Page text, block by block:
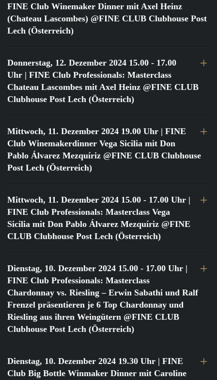
FINE Club Winemaker Dinner mit Axel Heinz
(Chateau Lascombes) @FINE CLUB Clubhouse Post
Lech (Österreich)
Donnerstag, 12. Dezember 2024 15.00 - 17.00
Uhr | FINE Club Professionals: Masterclass
Chateau Lascombes mit Axel Heinz @FINE CLUB
Clubhouse Post Lech (Österreich)
Mittwoch, 11. Dezember 2024 19.00 Uhr | FINE
Club Winemakerdinner Vega Sicilia mit Don
Pablo Álvarez Mezquíriz @FINE CLUB Clubhouse
Post Lech (Österreich)
Mittwoch, 11. Dezember 2024 15.00 - 17.00 Uhr |
FINE Club Professionals: Masterclass Vega
Sicilia mit Don Pablo Álvarez Mezquíriz @FINE
CLUB Clubhouse Post Lech (Österreich)
Dienstag, 10. Dezember 2024 15.00 - 17.00 Uhr |
FINE Club Professionals: Masterclass
Chardonnay vs. Riesling – Erwin Sabathi und Ralf
Frenzel präsentieren je 6 Top Chardonnay und
Riesling aus ihren Weingütern @FINE CLUB
Clubhouse Post Lech (Österreich)
Dienstag, 10. Dezember 2024 19.30 Uhr | FINE
Club Big Bottle Winmaker Dinner mit Caroline